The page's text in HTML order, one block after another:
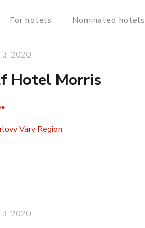
For hotels Nominated hotels
3. 2020
Hotel Morris
Vary Region
3. 2020